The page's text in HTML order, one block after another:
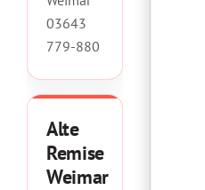
03643
779-880
Alte
Remise
Weimar